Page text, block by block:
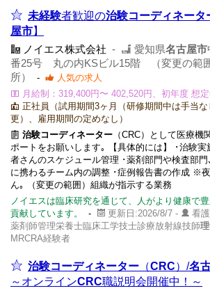
未経験者歓迎の治験コーディネータ
屋市】
ノイエス株式会社 - 愛知県名古屋市
番25号 丸の内KSビル15階 （変更の範
所）
-
人気の求人
月給制：319,400円〜 402,520円、初年度 想
正社員（試用期間3ヶ月（研修期間中は手当
更）、雇用期間の定めなし）
治験コーディネーター （CRC）として医療
ポートをお願いします｡ 【具体的には】 ･治験実
者さんのスケジュール管理 ･薬剤部門や検査部
に携わるチーム内の調整 ･症例報告書の作成 ※
ん｡ （変更の範囲）組織が指示する業務
ノイエスは臨床研究を通じて、人がより健康で
貢献しています。
- 更新日:2026/8/7 -
看
薬剤師管理栄養士臨床工学技士診療放射線技師
MRCRA経験者
治験コーディネーター （CRC）/名
～オンラインCRC職説明会開催中！～